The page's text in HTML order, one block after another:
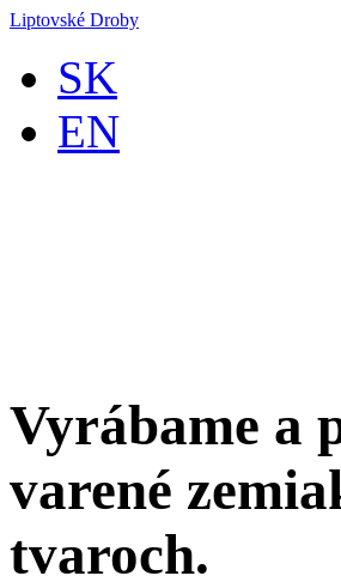
Liptovské Droby
SK
EN
Vyrábame a
varené
tvaroch.